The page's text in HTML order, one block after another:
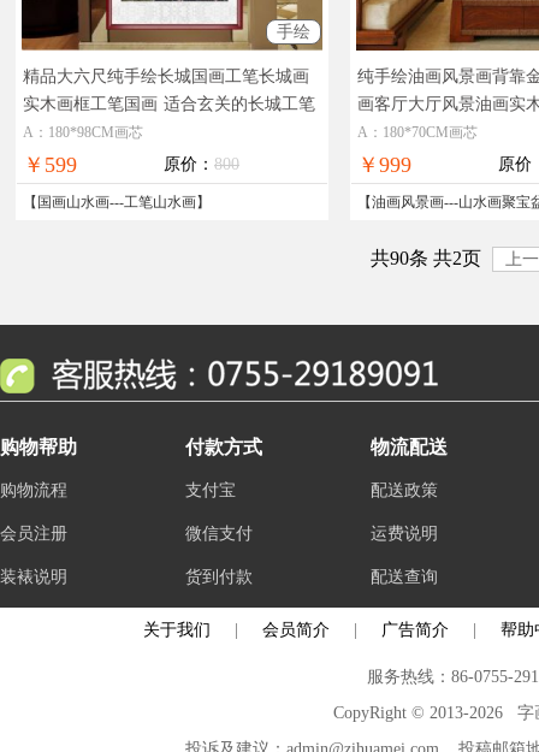
手绘
精品大六尺纯手绘长城国画工笔长城画
实木画框工笔国画 适合玄关的长城工笔
国画
A：180*98CM画芯
￥599 原价： 800
【 国画山水画---工笔山水画】
纯手绘油画风景画背靠
画客厅大厅风景油画实
大厅办公室的风景油画
A：180*70CM画芯
￥999 原价
【油画风景画---山水画聚宝
共90条 共2页 上
购物帮助
购物流程
会员注册
装裱说明
付款方式
支付宝
微信支付
货到付款
物流配送
配送政策
运费说明
配送查询
关于我们 会员简介 广告简介 帮助
服务热线：86-0755-
CopyRight © 2013-2026 字